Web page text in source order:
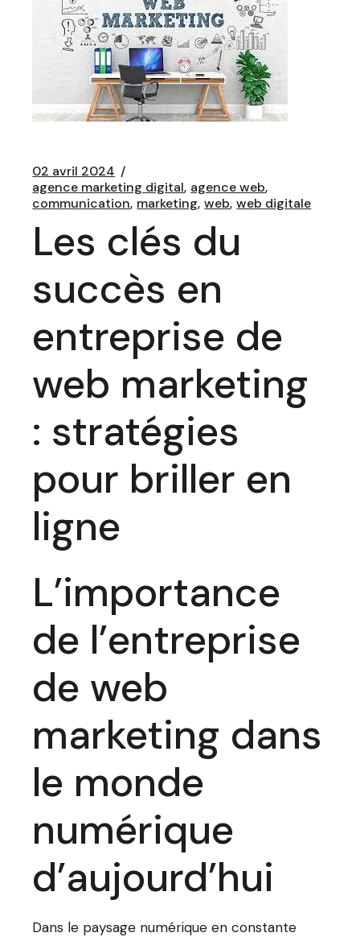
02 avril 2024
agence marketing digital agence web
communication marketing web web digitale
Les clés du
succès en
entreprise de
web marketing
: stratégies
pour briller en
ligne
L’importance
de l’entreprise
de web
marketing dans
le monde
numérique
d’aujourd’hui
Dans le paysage numérique en constante